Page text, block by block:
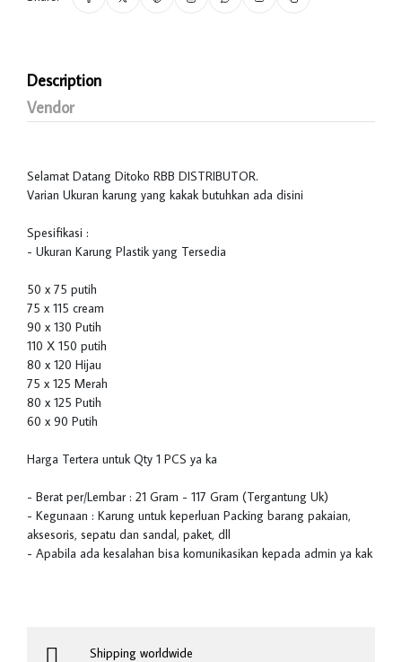
Description
Vendor
Selamat Datang Ditoko RBB DISTRIBUTOR.
Varian Ukuran karung yang kakak butuhkan ada disini
Spesifikasi :
- Ukuran Karung Plastik yang Tersedia
50 x 75 putih
75 x 115 cream
90 x 130 Putih
110 X 150 putih
80 x 120 Hijau
75 x 125 Merah
80 x 125 Putih
60 x 90 Putih
Harga Tertera untuk Qty 1 PCS ya ka
- Berat per/Lembar : 21 Gram - 117 Gram (Tergantung Uk)
- Kegunaan : Karung untuk keperluan Packing barang pakaian,
aksesoris, sepatu dan sandal, paket, dll
- Apabila ada kesalahan bisa komunikasikan kepada admin ya kak
Shipping worldwide